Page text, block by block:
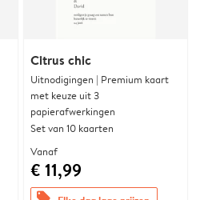
Citrus chic
Uitnodigingen | Premium kaart
met keuze uit 3
papierafwerkingen
Set van 10 kaarten
Vanaf
€ 11,99